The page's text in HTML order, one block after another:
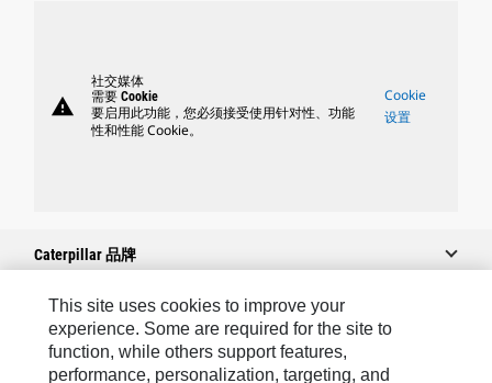
warning
社交媒体
需要 Cookie
要启用此功能，您必须接受使用针对性、功能
性和性能 Cookie。
Cookie
设置
Caterpillar 品牌
Caterpillar.com
联系 Caterpillar
This site uses cookies to improve your
experience. Some are required for the site to
function, while others support features,
performance, personalization, targeting, and